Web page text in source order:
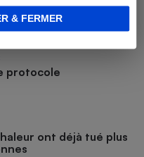
& FERMER
protocole
ont déjà tué plus